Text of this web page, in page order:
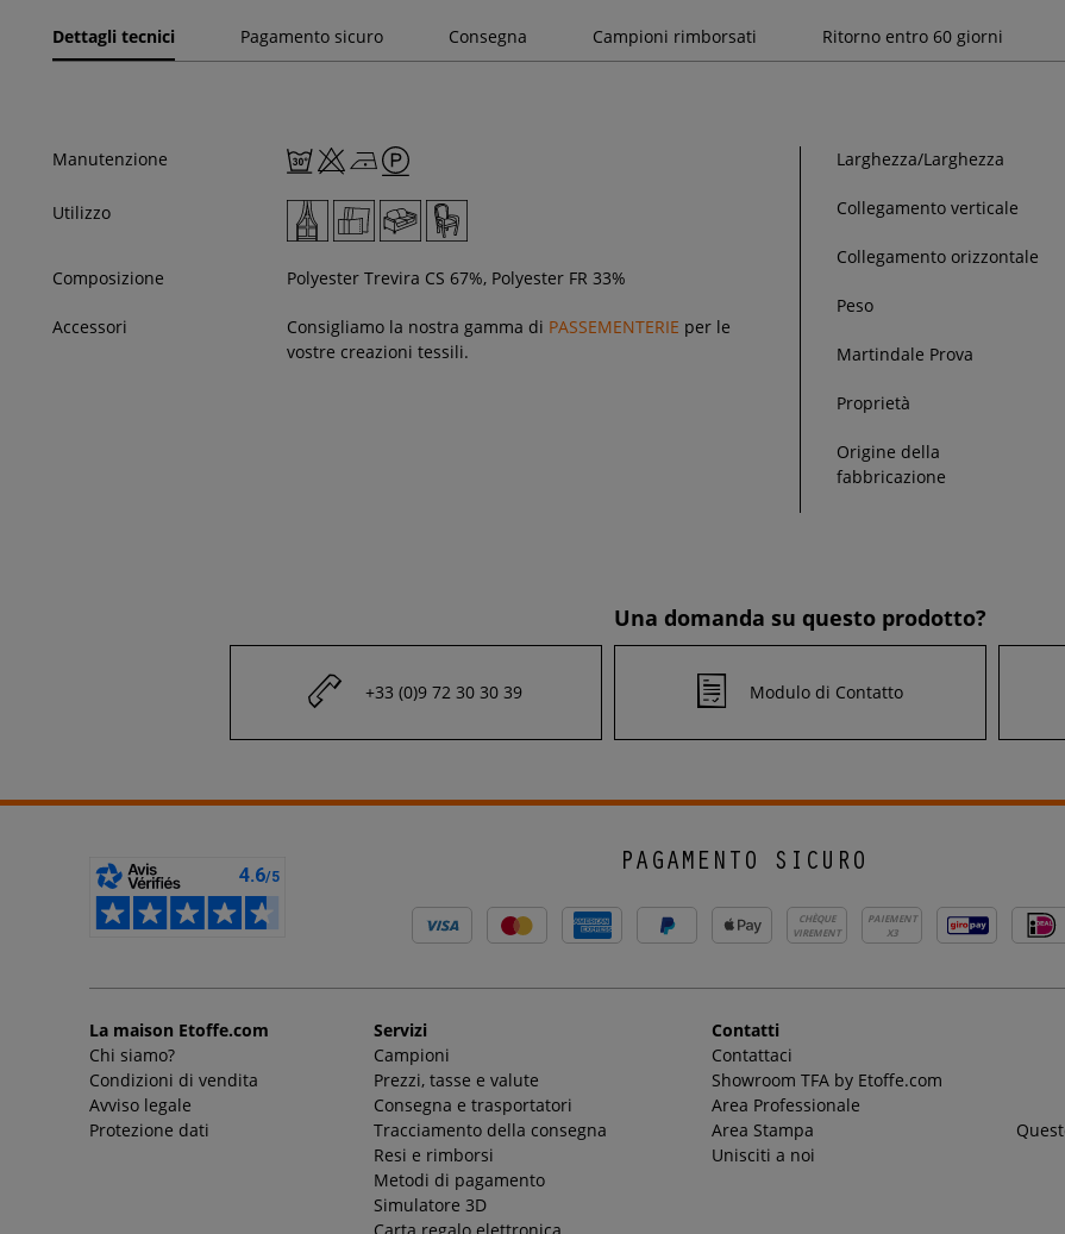
Dettagli tecnici Pagamento sicuro Consegna Campioni rimborsati Ritorno entro 60 giorni
Manutenzione
Utilizzo
Composizione Polyester Trevira CS 67%, Polyester FR 33%
Accessori Consigliamo la nostra gamma di PASSEMENTERIE per le
vostre creazioni tessili.
Larghezza/Larghezza
Collegamento verticale
Collegamento orizzontale
Peso
Martindale Prova
Proprietà
Origine della
fabbricazione
Una domanda su questo prodotto?
+33 (0)9 72 30 30 39 Modulo di Contatto
PAGAMENTO SICURO
CHÈQUE
VIREMENT
PAIEMENT
X3
La maison Etoffe.com
Chi siamo?
Condizioni di vendita
Avviso legale
Protezione dati
Servizi
Campioni
Prezzi, tasse e valute
Consegna e trasportatori
Tracciamento della consegna
Resi e rimborsi
Metodi di pagamento
Simulatore 3D
Contatti
Contattaci
Showroom TFA by Etoffe.com
Area Professionale
Area Stampa
Unisciti a noi